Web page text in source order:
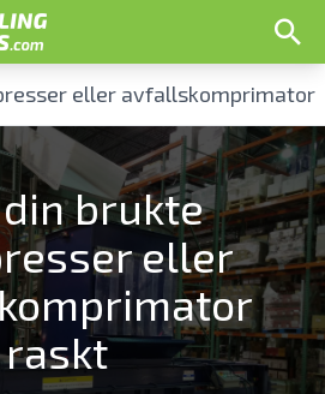
eller avfallskomprimator
brukte
eller
raskt